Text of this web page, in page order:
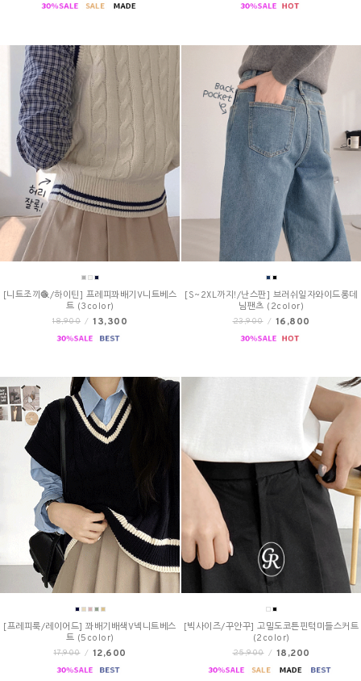
[니트조끼🧶/하이틴] 프레피꽈배기V니트베스
트 (3color)
18,900 / 13,300
[S~2XL까지!/난스판] 브러쉬일자와이드롱데
님팬츠 (2color)
23,900 / 16,800
[프레피룩/레이어드] 꽈배기배색V넥니트베스
트 (5color)
17,900 / 12,600
[빅사이즈/꾸안꾸] 고밀도코튼핀턱미들스커트
(2color)
25,900 / 18,200